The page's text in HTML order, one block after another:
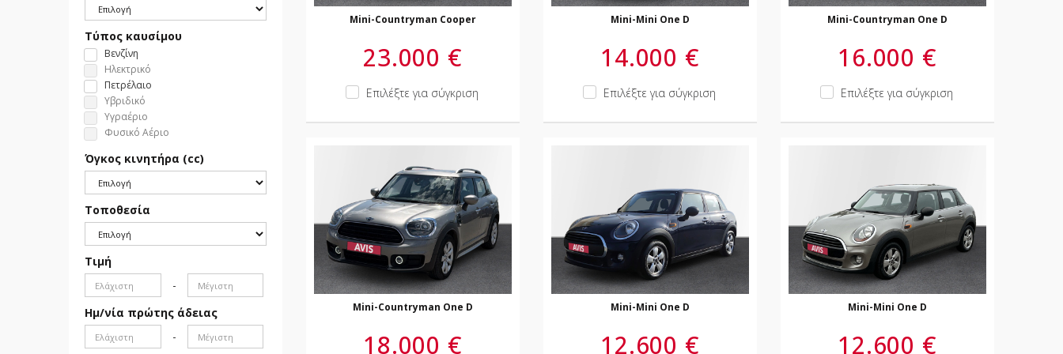
Τύπος καυσίμου
Βενζίνη
Ηλεκτρικό
Πετρέλαιο
Υβριδικό
Υγραέριο
Φυσικό Αέριο
Όγκος κινητήρα (cc)
Τοποθεσία
Τιμή
-
Ημ/νία πρώτης άδειας
-
Mini-Countryman Cooper
23.000 €
Επιλέξτε για σύγκριση
Mini-Mini One D
14.000 €
Επιλέξτε για σύγκριση
Mini-Countryman One D
16.000 €
Επιλέξτε για σύγκριση
Mini-Countryman One D
18.000 €
Mini-Mini One D
12.600 €
Mini-Mini One D
12.600 €